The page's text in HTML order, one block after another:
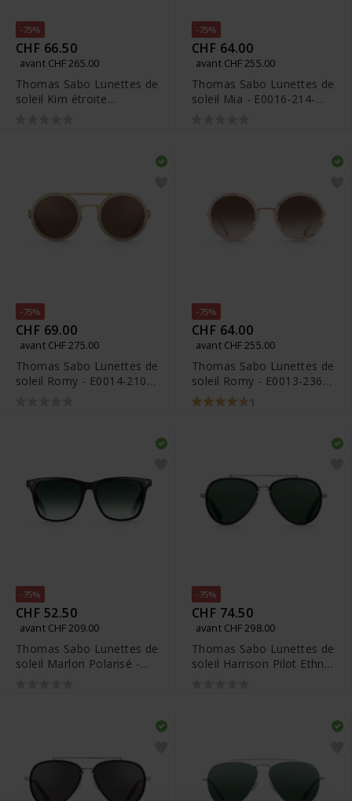
-75%
CHF 66.50
avant CHF 265.00
Thomas Sabo Lunettes de
soleil Kim étroite
-75%
CHF 64.00
avant CHF 255.00
Thomas Sabo Lunettes de
soleil Mia - E0016-214-
-75%
CHF 69.00
avant CHF 275.00
Thomas Sabo Lunettes de
soleil Romy - E0014-210-
-75%
CHF 64.00
avant CHF 255.00
Thomas Sabo Lunettes de
soleil Romy - E0013-236-
130-A
1
-75%
CHF 52.50
avant CHF 209.00
Thomas Sabo Lunettes de
soleil Marlon Polarisé -
-75%
CHF 74.50
avant CHF 298.00
Thomas Sabo Lunettes de
soleil Harrison Pilot Ethno